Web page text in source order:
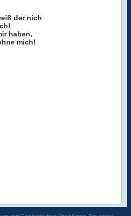
der nich
haben,
mich!